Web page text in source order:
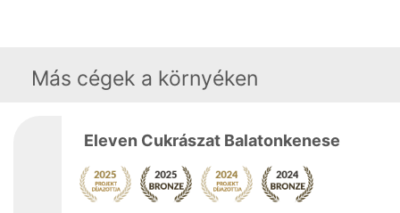
Más cégek a környéken
Eleven Cukrászat Balatonkenese